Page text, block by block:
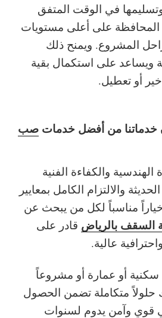
في الوقت المتفق
المحافظة على أعلى مستويات
المشروع. ويمنح ذلك
ويساعد على استكمال بقية
أو تعطيل.
خدماتنا من أفضل خدمات صب
الهندسية والكفاءة الفنية
والالتزام الكامل بمعايير
خياراً مناسباً لكل من يبحث عن
بالرياض قادر على
عالية.
سكنية أو عمارة أو مشروعاً
حلولاً متكاملة تضمن الحصول
وآمن يدوم لسنوات